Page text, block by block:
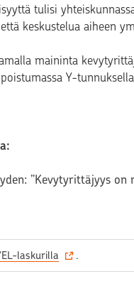
tulisi
keskustelua aiheen
maininta
Y-
”Kevytyrittäjyys on
laskurilla .